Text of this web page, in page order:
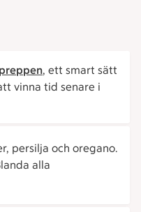
, ett smart sätt
vinna tid senare i
persilja och oregano.
alla